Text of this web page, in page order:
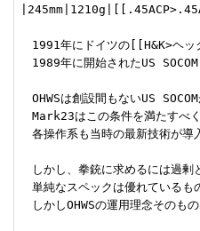
1991年にドイツの[[H&K>ヘ
1989年に開始されたUS
OHWSは創設間もないUS
Mark23はこの条件を満たすべ
各操作系も当時の最新技術が導
しかし、拳銃に求めるには過剰
単純なスペックは優れている
しかしOHWSの運用理念そのも